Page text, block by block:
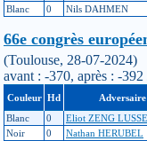
Blanc
0 Nils DAHMEN
66e congrès
(Toulouse, 28-07-2024)
avant : -370, après : -
Couleur Hd Adversaire
Blanc
0 Eliot ZENG
Noir
0 Nathan HERUBEL